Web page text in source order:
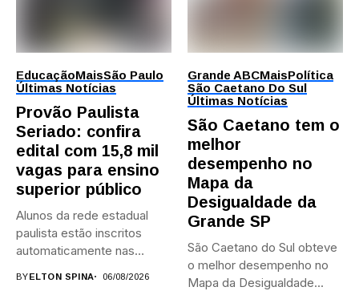
EducaçãoMaisSão Paulo
Últimas Notícias
Provão Paulista
Seriado: confira
edital com 15,8 mil
vagas para ensino
superior público
Alunos da rede estadual
paulista estão inscritos
automaticamente nas
BYELTON SPINA 06/08/2026
Grande ABCMaisPolítica
São Caetano Do Sul
Últimas Notícias
São Caetano tem o
melhor
desempenho no
Mapa da
Desigualdade da
Grande SP
São Caetano do Sul obteve
o melhor desempenho no
Mapa da Desigualdade...